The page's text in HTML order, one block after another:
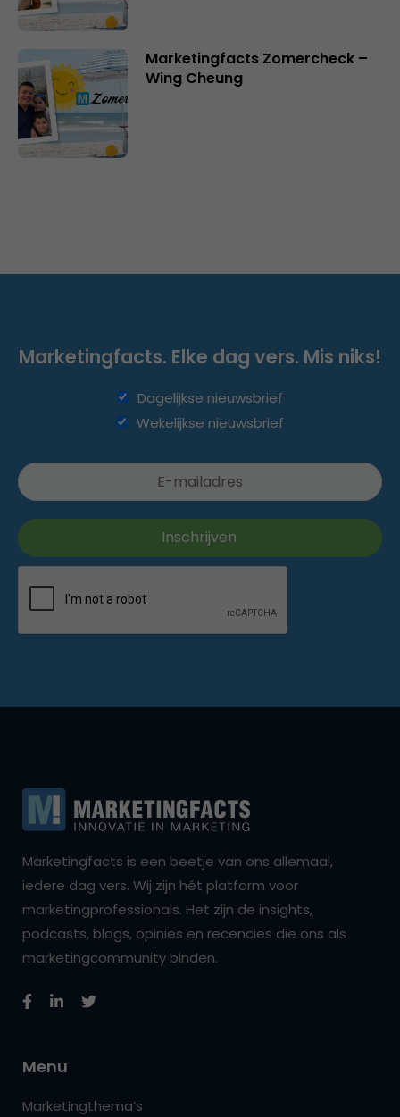
Marketingfacts Zomercheck –
Wing Cheung
Marketingfacts. Elke dag vers. Mis niks!
Dagelijkse nieuwsbrief
Wekelijkse nieuwsbrief
Marketingfacts is een beetje van ons allemaal,
iedere dag vers. Wij zijn hét platform voor
marketingprofessionals. Het zijn de insights,
podcasts, blogs, opinies en recencies die ons als
marketingcommunity binden.
Menu
Marketingthema’s